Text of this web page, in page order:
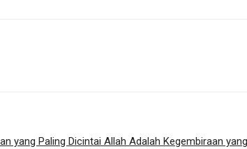
yang Paling Dicintai Allah Adalah Kegembiraan